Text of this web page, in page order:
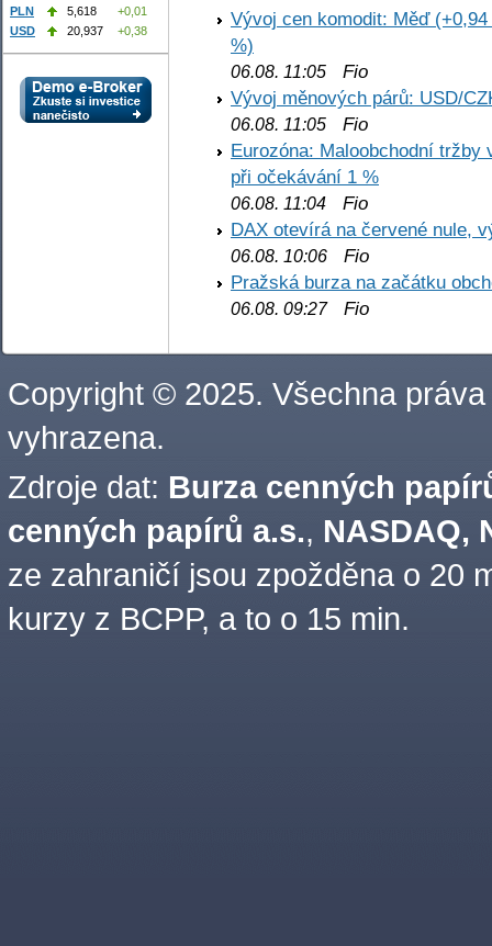
Vývoj cen komodit: Měď
%)
06.08. 11:05 Fio
Vývoj měnových párů: USD/
06.08. 11:05 Fio
Eurozóna: Maloobchodní
při očekávání 1 %
06.08. 11:04 Fio
DAX otevírá na červené nule,
06.08. 10:06 Fio
Pražská burza na začátku
06.08. 09:27Fio
PLN
5,618
+0,01
USD
20,937 +0,38
Copyright © 2025. Všechna práva
vyhrazena.
Zdroje dat: Burza cenných
cenných papírů a.s., NASDAQ,
ze zahraničí jsou zpožděna o 20
kurzy z BCPP, a to o 15 min.